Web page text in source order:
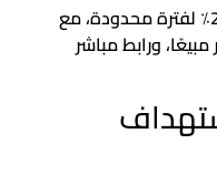
مثال تطبيقي: متجر يقدم خصمًا 20٪ لفترة محدودة، مع
ورابط مباشر